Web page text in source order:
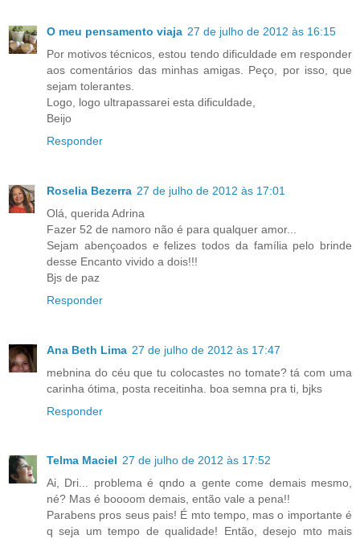
O meu pensamento viaja 27 de julho de 2012 às 16:15
Por motivos técnicos, estou tendo dificuldade em responder
aos comentários das minhas amigas. Peço, por isso, que
sejam tolerantes.
Logo, logo ultrapassarei esta dificuldade,
Beijo
Responder
Roselia Bezerra 27 de julho de 2012 às 17:01
Olá, querida Adrina
Fazer 52 de namoro não é para qualquer amor...
Sejam abençoados e felizes todos da família pelo brinde
desse Encanto vivido a dois!!!
Bjs de paz
Responder
Ana Beth Lima 27 de julho de 2012 às 17:47
mebnina do céu que tu colocastes no tomate? tá com uma
carinha ótima, posta receitinha. boa semna pra ti, bjks
Responder
Telma Maciel 27 de julho de 2012 às 17:52
Ai, Dri... problema é qndo a gente come demais mesmo,
né? Mas é boooom demais, então vale a pena!!
Parabens pros seus pais! É mto tempo, mas o importante é
q seja um tempo de qualidade! Então, desejo mto mais